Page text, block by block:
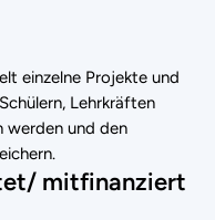
einzelne Projekte und
Lehrkräften
werden und den
mitfinanziert